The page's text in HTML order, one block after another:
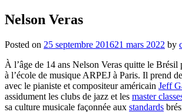
Nelson Veras
Posted on 25 septembre 201621 mars 2022 by
À l’âge de 14 ans Nelson Veras quitte le
à l’école de musique ARPEJ à Paris. Il prend
avec le pianiste et compositeur américain Jeff
assidument les clubs de jazz et les master
sa culture musicale façonnée aux standards